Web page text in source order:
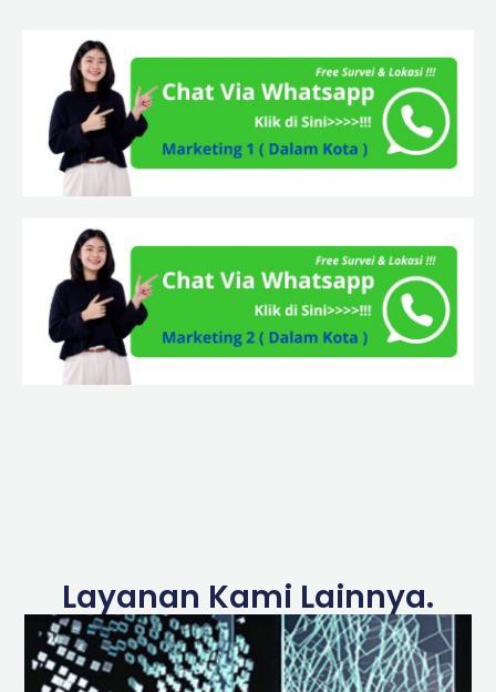
Layanan Kami Lainnya.